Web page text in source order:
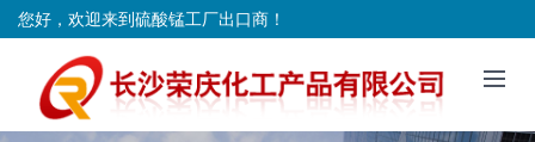
您好，欢迎来到硫酸锰工厂出口商！